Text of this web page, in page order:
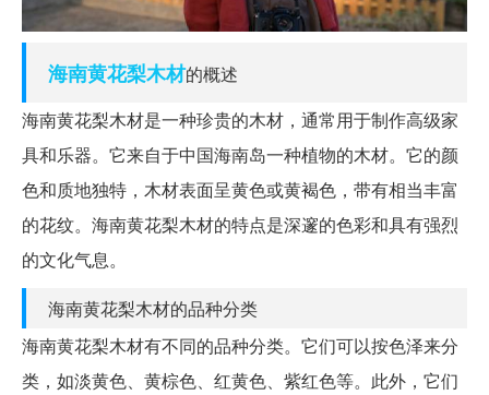
海南黄花梨木材的概述
海南黄花梨木材是一种珍贵的木材，通常用于制作高级家
具和乐器。它来自于中国海南岛一种植物的木材。它的颜
色和质地独特，木材表面呈黄色或黄褐色，带有相当丰富
的花纹。海南黄花梨木材的特点是深邃的色彩和具有强烈
的文化气息。
海南黄花梨木材的品种分类
海南黄花梨木材有不同的品种分类。它们可以按色泽来分
类，如淡黄色、黄棕色、红黄色、紫红色等。此外，它们